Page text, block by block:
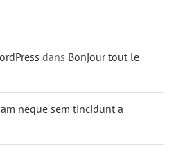
dans Bonjour tout le
neque sem tincidunt a